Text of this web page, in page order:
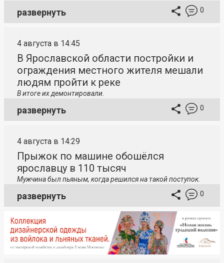
развернуть 0
4 августа в 14:45
В Ярославской области постройки и
ограждения местного жителя мешали
людям пройти к реке
В итоге их демонтировали.
развернуть 0
4 августа в 14:29
Прыжок по машине обошёлся
ярославцу в 110 тысяч
Мужчина был пьяным, когда решился на такой поступок.
развернуть 0